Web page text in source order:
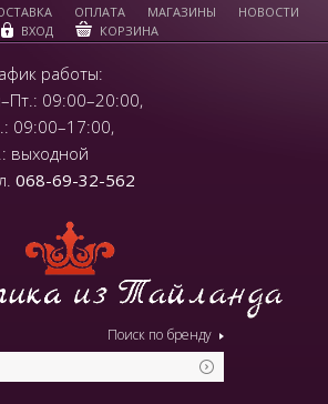
ОПЛАТА МАГАЗИНЫ
НОВОСТИ
ВХОД
КОРЗИНА
работы:
09:00–20:00,
09:00–17:00,
выходной
068-69-32-562
Поиск по бренду